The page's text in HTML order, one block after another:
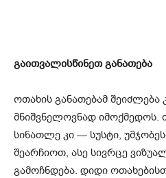
გაითვალისწინეთ განათება
ოთახის განათებამ
მნიშვნელოვნად იმოქმედოს.
სინათლე კი — სუსტი,
შეარჩიოთ, ასე სივრცე
გამოჩნდება. დიდი